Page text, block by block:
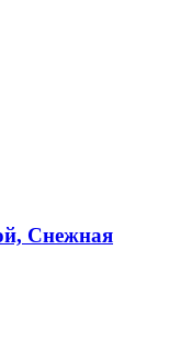
Снежная